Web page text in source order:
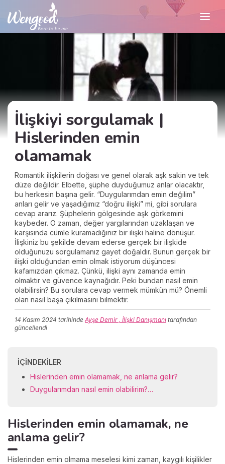
İlişkiyi sorgulamak |
Hislerinden emin
olamamak
Romantik ilişkilerin doğası ve genel olarak aşk sakin ve tek
düze değildir. Elbette, şüphe duyduğumuz anlar olacaktır,
bu herkesin başına gelir. “Duygularımdan emin değilim”
anları gelir ve yaşadığımız “doğru ilişki” mi, gibi sorulara
cevap ararız. Şüphelerin gölgesinde aşk görkemini
kaybeder. O zaman, değer yargılarından uzaklaşan ve
karşısında cümle kuramadığınız bir ilişki haline dönüşür.
İlişkiniz bu şekilde devam ederse gerçek bir ilişkide
olduğunuzu sorgulamanız gayet doğaldır. Bunun gerçek bir
ilişki olduğundan emin olmak istiyorum düşüncesi
kafamızdan çıkmaz. Çünkü, ilişki aynı zamanda emin
olmaktır ve güvence kaynağıdır. Peki bundan nasıl emin
olabilirsin? Bu sorulara cevap vermek mümkün mü? Önemli
olan nasıl başa çıkılmasını bilmektir.
14 Kasım 2024 tarihinde Ayşe Demir , İlişki Danışmanı tarafından
güncellendi
İÇINDEKILER
Hislerinden emin olamamak, ne anlama gelir?
Duygularımdan nasıl emin olabilirim?…
Hislerinden emin olamamak, ne
anlama gelir?
Hislerinden emin olmama meselesi kimi zaman, kaygılı kişilikler